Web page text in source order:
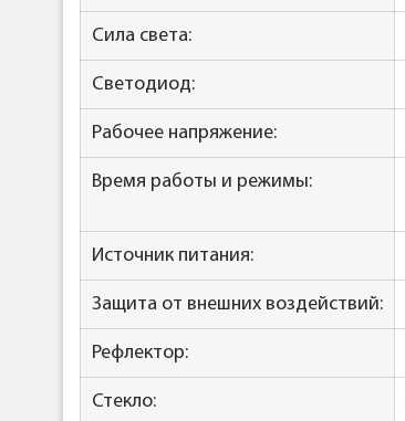
Сила света:
Светодиод:
Рабочее напряжение:
Время работы и режимы:
Источник питания:
Защита от внешних воздействий:
Рефлектор:
Стекло: